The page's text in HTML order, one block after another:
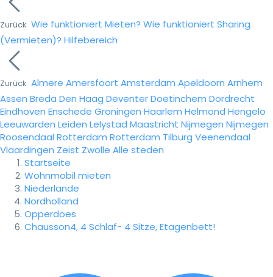
Zurück Wie funktioniert Mieten? Wie funktioniert Sharing
(Vermieten)? Hilfebereich
Zurück Almere Amersfoort Amsterdam Apeldoorn Arnhem
Assen Breda Den Haag DeventerDoetinchem Dordrecht
Eindhoven Enschede Groningen Haarlem Helmond Hengelo
Leeuwarden Leiden Lelystad Maastricht Nijmegen Nijmegen
Roosendaal Rotterdam Rotterdam Tilburg Veenendaal
Vlaardingen Zeist Zwolle Alle steden
Startseite
Wohnmobil mieten
Niederlande
Nordholland
Opperdoes
Chausson4, 4 Schlaf- 4 Sitze, Etagenbett!